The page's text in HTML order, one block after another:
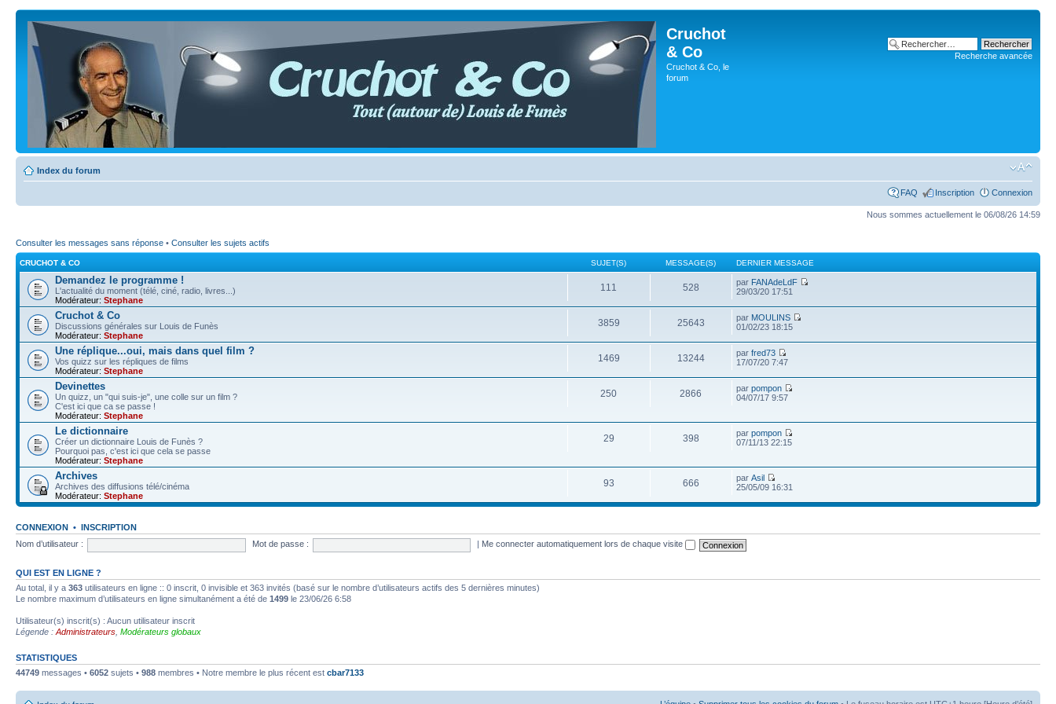
Cruchot
& Co
Cruchot & Co, le
forum
Recherche avancée
Index du forum
FAQ Inscription Connexion
Nous sommes actuellement le 06/08/26 14:59
Consulter les messages sans réponse • Consulter les sujets actifs
CRUCHOT & CO SUJET(S) MESSAGE(S) DERNIER MESSAGE
Demandez le programme !
L'actualité du moment (télé, ciné, radio, livres...)
Modérateur: Stephane
111 528 par FANAdeLdF
29/03/20 17:51
Cruchot & Co
Discussions générales sur Louis de Funès
Modérateur: Stephane
3859 25643 par MOULINS
01/02/23 18:15
Une réplique...oui, mais dans quel film ?
Vos quizz sur les répliques de films
Modérateur: Stephane
1469 13244 parfred73
17/07/20 7:47
Devinettes
Un quizz, un "qui suis-je", une colle sur un film ?
C'est ici que ca se passe !
Modérateur: Stephane
250 2866 parpompon
04/07/17 9:57
Le dictionnaire
Créer un dictionnaire Louis de Funès ?
Pourquoi pas, c'est ici que cela se passe
Modérateur: Stephane
29 398 parpompon
07/11/13 22:15
Archives
Archives des diffusions télé/cinéma
Modérateur: Stephane
93 666 parAsil
25/05/09 16:31
CONNEXION • INSCRIPTION
Nom d’utilisateur :
Mot de passe : Me connecter automatiquement lors de chaque visite
QUI EST EN LIGNE ?
Au total, il y a 363 utilisateurs en ligne :: 0 inscrit, 0 invisible et 363 invités (basé sur le nombre d’utilisateurs actifs des 5 dernières minutes)
Le nombre maximum d’utilisateurs en ligne simultanément a été de 1499 le 23/06/26 6:58
Utilisateur(s) inscrit(s) : Aucun utilisateur inscrit
Légende : Administrateurs Modérateurs globaux
STATISTIQUES
44749 messages • 6052 sujets • 988 membres • Notre membre le plus récent est cbar7133